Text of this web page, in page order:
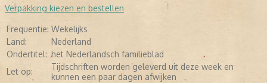
Verpakking kiezen en bestellen
Frequentie: Wekelijks
Land:
Nederland
Ondertitel: het Nederlandsch familieblad
Let op:
Tijdschriften worden geleverd uit deze week en
kunnen een paar dagen afwijken